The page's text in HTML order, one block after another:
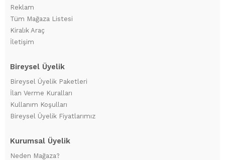
Reklam
Tüm Mağaza Listesi
Kiralık Araç
İletişim
Bireysel Üyelik
Bireysel Üyelik Paketleri
İlan Verme Kuralları
Kullanım Koşulları
Bireysel Üyelik Fiyatlarımız
Kurumsal Üyelik
Neden Mağaza?